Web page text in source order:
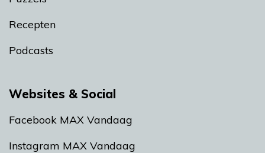
Recepten
Podcasts
Websites & Social
Facebook MAX Vandaag
Instagram MAX Vandaag